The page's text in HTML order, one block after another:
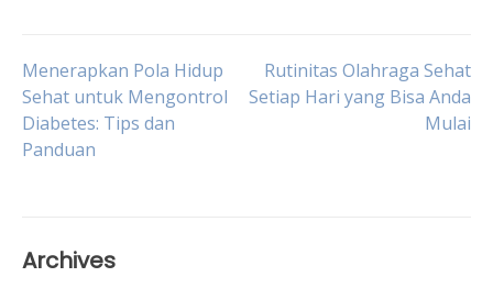
Post
navigation
Menerapkan Pola Hidup
Sehat untuk Mengontrol
Diabetes: Tips dan
Panduan
Rutinitas Olahraga Sehat
Setiap Hari yang Bisa Anda
Mulai
Archives